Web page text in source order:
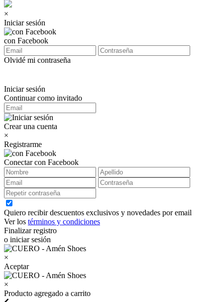
×
Iniciar sesión
con Facebook
Olvidé mi contraseña
Iniciar sesión
Continuar como invitado
Crear una cuenta
×
Registrarme
Conectar con Facebook
Quiero recibir descuentos exclusivos y novedades por email
Ver los términos y condiciones
Finalizar registro
o iniciar sesión
×
Aceptar
×
Producto agregado a carrito